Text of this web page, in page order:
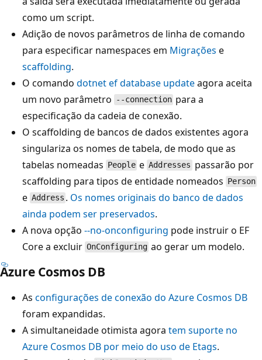
como um script.
Adição de novos parâmetros de linha de comando
para especificar namespaces em Migrações e
scaffolding.
O comando dotnet ef database updateagora aceita
um novo parâmetro
--connection para a
especificação da cadeia de conexão.
O scaffolding de bancos de dados existentes agora
singulariza os nomes de tabela, de modo que as
tabelas nomeadas People e Addresses passarão por
scaffolding para tipos de entidade nomeados Person
e Address . Os nomes originais do banco de dados
ainda podem ser preservados.
A nova opção --no-onconfiguring pode instruir o EF
Core a excluir OnConfiguring ao gerar um modelo.
Azure Cosmos DB
As configurações de conexão do Azure Cosmos DB
foram expandidas.
A simultaneidade otimista agora tem suporte no
Azure Cosmos DB por meio do uso de Etags.